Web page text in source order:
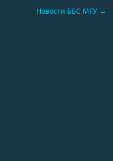
Новости ББС МГУ→